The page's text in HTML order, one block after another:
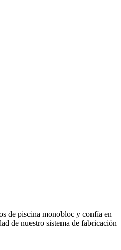
de piscina monobloc y confía en
de nuestro sistema de fabricación